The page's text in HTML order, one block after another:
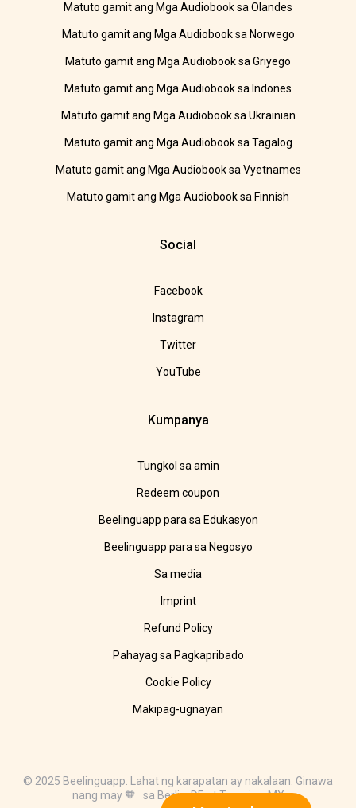
Matuto gamit ang Mga Audiobook sa Olandes
Matuto gamit ang Mga Audiobook sa Norwego
Matuto gamit ang Mga Audiobook sa Griyego
Matuto gamit ang Mga Audiobook sa Indones
Matuto gamit ang Mga Audiobook sa Ukrainian
Matuto gamit ang Mga Audiobook sa Tagalog
Matuto gamit ang Mga Audiobook sa Vyetnames
Matuto gamit ang Mga Audiobook sa Finnish
Social
Facebook
Instagram
Twitter
YouTube
Kumpanya
Tungkol sa amin
Redeem coupon
Beelinguapp para sa Edukasyon
Beelinguapp para sa Negosyo
Sa media
Imprint
Refund Policy
Pahayag sa Pagkapribado
Cookie Policy
Makipag-ugnayan
© 2025 Beelinguapp. Lahat ng karapatan ay nakalaan. Ginawa
nang may 🧡 sa Berlin, DE at Tampico, MX